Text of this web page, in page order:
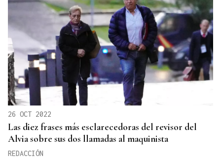
26 OCT 2022
Las diez frases más esclarecedoras del revisor del
Alvia sobre sus dos llamadas al maquinista
REDACCIÓN